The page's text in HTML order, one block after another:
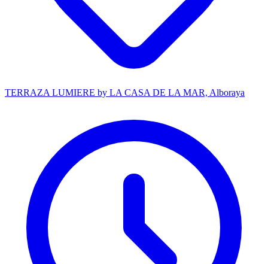
TERRAZA LUMIERE by LA CASA DE LA MAR, Alboraya